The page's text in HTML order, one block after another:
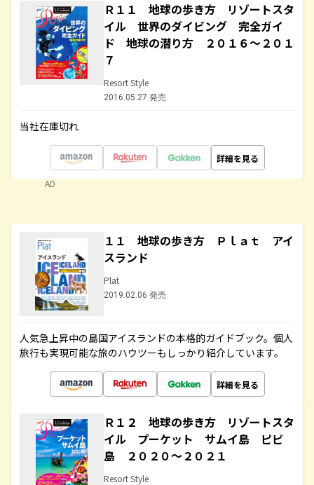
Ｒ１１ 地球の歩き方 リゾートスタ
イル 世界のダイビング 完全ガイ
ド 地球の潜り方 ２０１６～２０１
７
Resort Style
2016.05.27 発売
当社在庫切れ
詳細を見る
AD
１１ 地球の歩き方 Ｐｌａｔ アイ
スランド
Plat
2019.02.06 発売
人気急上昇中の島国アイスランドの本格的ガイドブック。個人
旅行も実現可能な旅のハウツーもしっかり紹介しています。
詳細を見る
Ｒ１２ 地球の歩き方 リゾートスタ
イル プーケット サムイ島 ピピ
島 ２０２０～２０２１
Resort Style